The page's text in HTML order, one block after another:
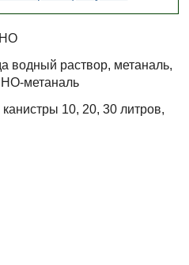
водный раствор, метаналь,
метаналь
10, 20, 30 литров,